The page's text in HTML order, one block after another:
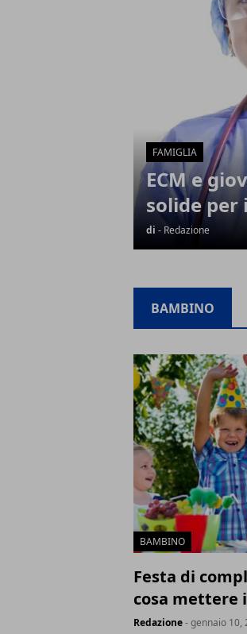
FAMIGLIA
ECM e
solide
di - Redazione
BAMBINO
BAMBINO
Festa di
cosa mettere
Redazione- gennaio 10,